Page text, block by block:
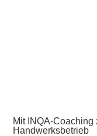
Mit INQA-Coaching
Handwerksbetrieb